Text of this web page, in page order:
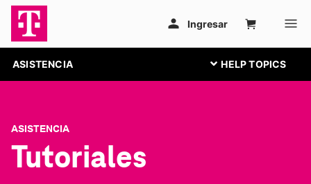
ASISTENCIA
ASISTENCIA
Tutoriales